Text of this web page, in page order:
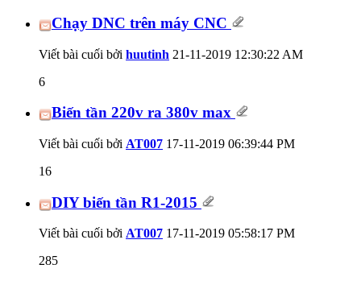
Chạy DNC trên máy CNC
Viết bài cuối bởi huutinh 21-11-2019 12:30:22 AM
6
Biến tần 220v ra 380v max
Viết bài cuối bởi AT007 17-11-2019 06:39:44 PM
16
DIY biến tần R1-2015
Viết bài cuối bởi AT007 17-11-2019 05:58:17 PM
285